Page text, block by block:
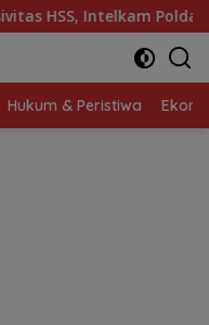
Dorong Persatuan dan
Hukum & Peristiwa